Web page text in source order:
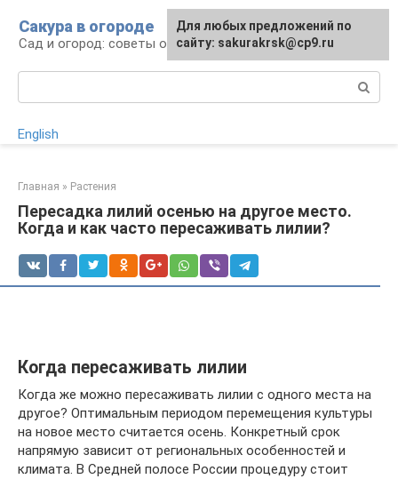
контенту
Сакура в огороде
Сад и огород: советы огородникам
English
Главная » Растения
Пересадка лилий осенью на другое место.
Когда и как часто пересаживать лилии?
Когда пересаживать лилии
Когда же можно пересаживать лилии с одного места на
другое? Оптимальным периодом перемещения культуры
на новое место считается осень. Конкретный срок
напрямую зависит от региональных особенностей и
климата. В Средней полосе России процедуру стоит
Для любых предложений по
сайту: sakurakrsk@cp9.ru